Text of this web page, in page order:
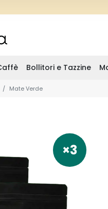
Bollitori e Tazzine
Mate Verde
×3